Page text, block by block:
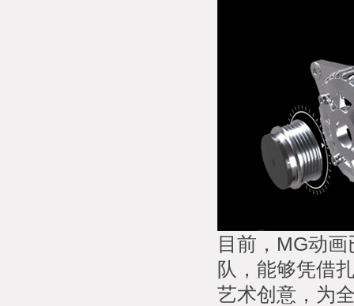
目前，MG动
队，能够凭借
艺术创意，为